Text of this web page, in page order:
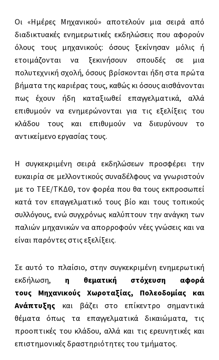
Οι «Ημέρες Μηχανικού» αποτελούν μια σειρά από
διαδικτυακές ενημερωτικές εκδηλώσεις που αφορούν
όλους τους μηχανικούς: όσους ξεκίνησαν μόλις ή
ετοιμάζονται να ξεκινήσουν σπουδές σε μια
πολυτεχνική σχολή, όσους βρίσκονται ήδη στα πρώτα
βήματα της καριέρας τους, καθώς κι όσους αισθάνονται
πως έχουν ήδη καταξιωθεί επαγγελματικά, αλλά
επιθυμούν να ενημερώνονται για τις εξελίξεις του
κλάδου τους και επιθυμούν να διευρύνουν το
αντικείμενο εργασίας τους.
Η συγκεκριμένη σειρά εκδηλώσεων προσφέρει την
ευκαιρία σε μελλοντικούς συναδέλφους να γνωριστούν
με το ΤΕΕ/ΤΚΔΘ, τον φορέα που θα τους εκπροσωπεί
κατά τον επαγγελματικό τους βίο και τους τοπικούς
συλλόγους, ενώ συγχρόνως καλύπτουν την ανάγκη των
παλιών μηχανικών να απορροφούν νέες γνώσεις και να
είναι παρόντες στις εξελίξεις.
Σε αυτό το πλαίσιο, στην συγκεκριμένη ενημερωτική
εκδήλωση, η θεματική στόχευση αφορά
τους Μηχανικούς Χωροταξίας,
Πολεοδομίας και
Ανάπτυξης και βάζει στο επίκεντρο σημαντικά
θέματα όπως τα επαγγελματικά δικαιώματα, τις
προοπτικές του κλάδου, αλλά και τις ερευνητικές και
επιστημονικές δραστηριότητες του τμήματος.